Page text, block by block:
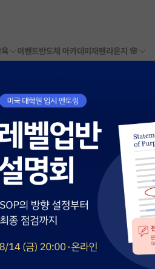
이벤트반도체 아카데미 재팬라운지 🌸